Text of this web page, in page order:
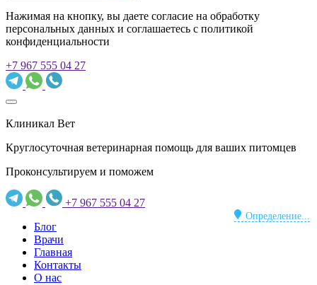
Нажимая на кнопку, вы даете согласие на обработку
персональных данных и соглашаетесь c политикой
конфиденциальности
+7 967 555 04 27
Клиникал Вет
Круглосуточная ветеринарная помощь для ваших питомцев
Проконсультируем и поможем
+7 967 555 04 27
Определение...
Блог
Врачи
Главная
Контакты
О нас